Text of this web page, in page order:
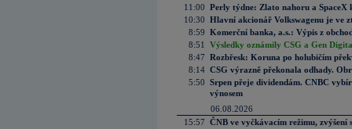
11:00 Perly týdne: Zlato nahoru a SpaceX
10:30 Hlavní akcionář Volkswagenu je ve
8:59 Komerční banka, a.s.: Výpis z
8:51
Výsledky oznámily CSG a Gen
8:47 Rozbřesk: Koruna po holubičím
8:14 CSG výrazně překonala odhady.
5:50 Srpen přeje dividendám. CNBC
výnosem
06.08.2026
15:57 ČNB ve vyčkávacím režimu, zvýšení